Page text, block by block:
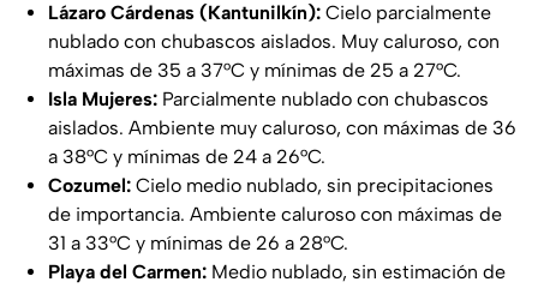
Lázaro Cárdenas (Kantunilkín): Cielo parcialmente
nublado con chubascos aislados. Muy caluroso, con
máximas de 35 a 37°C y mínimas de 25 a 27°C.
Isla Mujeres: Parcialmente nublado con chubascos
aislados. Ambiente muy caluroso, con máximas de 36
a 38°C y mínimas de 24 a 26°C.
Cozumel: Cielo medio nublado, sin precipitaciones
de importancia. Ambiente caluroso con máximas de
31 a 33°C y mínimas de 26 a 28°C.
Playa del Carmen: Medio nublado, sin estimación de